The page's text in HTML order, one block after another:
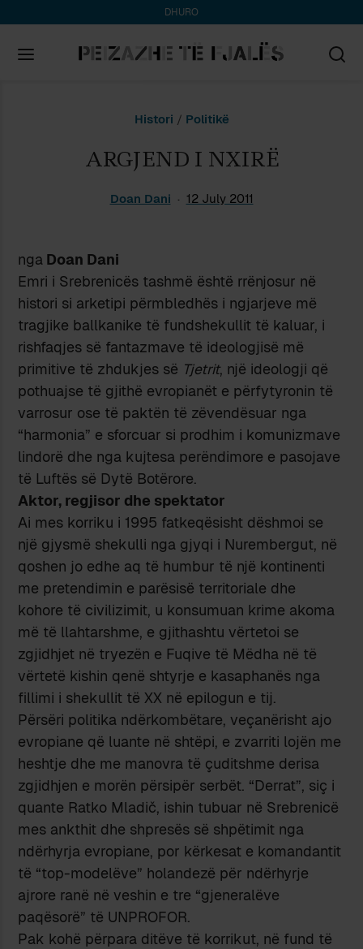
DHURO
Histori / Politikë
ARGJEND I NXIRË
Doan Dani 12 July 2011
nga Doan Dani
Emri i Srebrenicës tashmë është rrënjosur në
histori si arketipi përmbledhës i ngjarjeve më
tragjike ballkanike të fundshekullit të kaluar, i
rishfaqjes së fantazmave të ideologjisë më
primitive të zhdukjes së Tjetrit, një ideologji që
pothuajse të gjithë evropianët e përfytyronin të
varrosur ose të paktën të zëvendësuar nga
“harmonia” e sforcuar si prodhim i komunizmave
lindorë dhe nga kujtesa perëndimore e pasojave
të Luftës së Dytë Botërore.
Aktor, regjisor dhe spektator
Ai mes korriku i 1995 fatkeqësisht dëshmoi se
një gjysmë shekulli nga gjyqi i Nurembergut, në
qoshen jo edhe aq të humbur të një kontinenti
me pretendimin e parësisë territoriale dhe
kohore të civilizimit, u konsumuan krime akoma
më të llahtarshme, e gjithashtu vërtetoi se
zgjidhjet në tryezën e Fuqive të Mëdha në të
vërtetë kishin qenë shtyrje e kasaphanës nga
fillimi i shekullit të XX në epilogun e tij.
Përsëri politika ndërkombëtare, veçanërisht ajo
evropiane që luante në shtëpi, e zvarriti lojën me
heshtje dhe me manovra të çuditshme derisa
zgjidhjen e morën përsipër serbët. “Derrat”, siç i
quante Ratko Mladič, ishin tubuar në Srebrenicë
mes ankthit dhe shpresës së shpëtimit nga
ndërhyrja evropiane, por kërkesat e komandantit
të “top-modelëve” holandezë për ndërhyrje
ajrore ranë në veshin e tre “gjeneralëve
paqësorë” të UNPROFOR.
Pak kohë përpara ditëve të korrikut, në fund të